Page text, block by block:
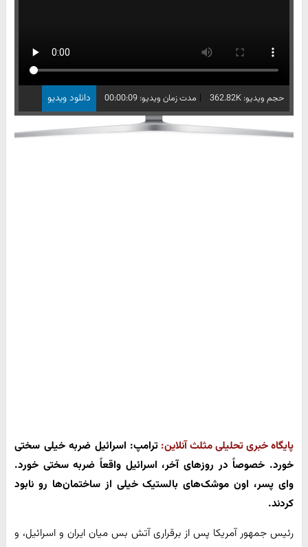
حجم ویدیو: 362.82K | مدت زمان ویدیو: 00:00:09 دانلود ویدیو
پایگاه خبری تحلیلی مثلث آنلاین: ترامپ: اسرائیل ضربه خیلی سختی
خورد. خصوصاً در روزهای آخر، اسرائیل واقعاً ضربه سختی خورد.
وای پسر، اون موشک‌های بالستیک خیلی از ساختمان‌ها رو نابود
کردند.
رئیس جمهور آمریکا پس از برقراری آتش بس میان ایران و اسرائیل، و